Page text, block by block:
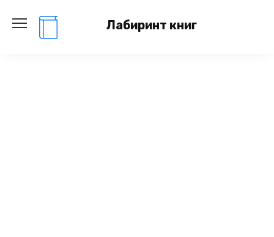
содержанию
Лабиринт книг